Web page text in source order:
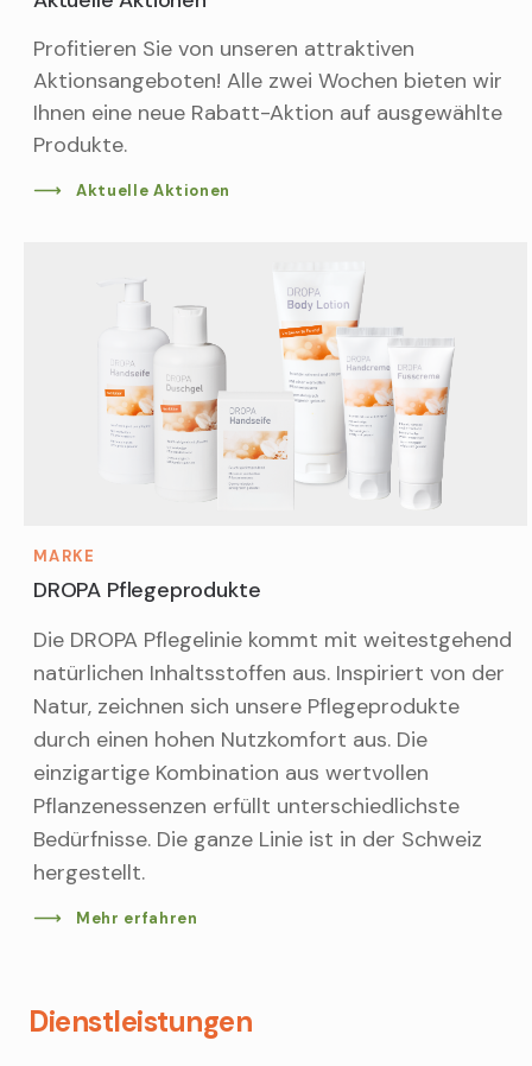
Profitieren Sie von unseren attraktiven
Aktionsangeboten! Alle zwei Wochen bieten wir
Ihnen eine neue Rabatt-Aktion auf ausgewählte
Produkte.
Aktuelle Aktionen
MARKE
DROPA Pflegeprodukte
Die DROPA Pflegelinie kommt mit weitestgehend
natürlichen Inhaltsstoffen aus. Inspiriert von der
Natur, zeichnen sich unsere Pflegeprodukte
durch einen hohen Nutzkomfort aus. Die
einzigartige Kombination aus wertvollen
Pflanzenessenzen erfüllt unterschiedlichste
Bedürfnisse. Die ganze Linie ist in der Schweiz
hergestellt.
Mehr erfahren
Dienstleistungen